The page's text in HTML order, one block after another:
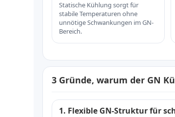
Statische Kühlung sorgt für
stabile Temperaturen ohne
unnötige Schwankungen im GN-
Bereich.
3 Gründe, warum der GN
1. Flexible GN-Struktur für